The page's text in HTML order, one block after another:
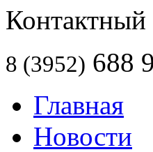
Контактный
8 (3952) 688
Главная
Новости